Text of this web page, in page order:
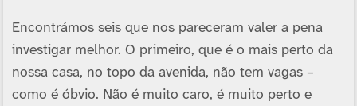
Encontrámos seis que nos pareceram valer a pena
investigar melhor. O primeiro, que é o mais perto da
nossa casa, no topo da avenida, não tem vagas –
como é óbvio. Não é muito caro, é muito perto e